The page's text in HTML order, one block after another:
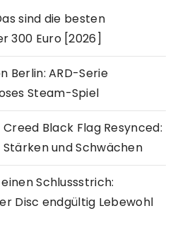
sind die besten
300 Euro [2026]
Berlin: ARD-Serie
Steam-Spiel
Creed Black Flag Resynced:
und Schwächen
Schlussstrich:
Disc endgültig Lebewohl